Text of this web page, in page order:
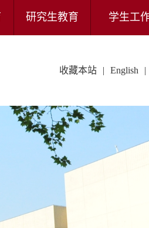
研究生教育 学生工
收藏本站 | English |